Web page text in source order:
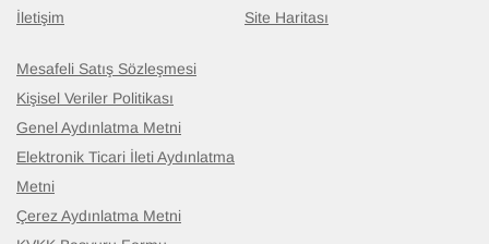
İletişim
Site Haritası
Mesafeli Satış Sözleşmesi
Kişisel Veriler Politikası
Genel Aydınlatma Metni
Elektronik Ticari İleti Aydınlatma
Metni
Çerez Aydınlatma Metni